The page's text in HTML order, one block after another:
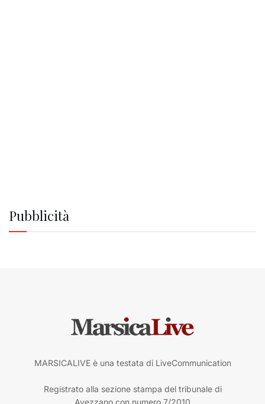
Pubblicità
MARSICALIVE è una testata di LiveCommunication
Registrato alla sezione stampa del tribunale di
Avezzano con numero 7/2010